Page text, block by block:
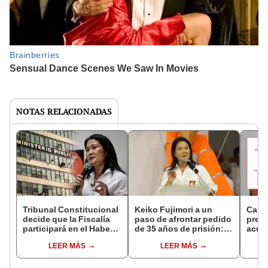
NOTAS RELACIONADAS
Tribunal Constitucional
decide que la Fiscalía
participará en el Habeas
Keiko Fujimori
LEER MÁS
Keiko Fujimori a un
paso de afrontar pedido
de 35 años de prisión:
nulidad de primera
acusación
LEER MÁS